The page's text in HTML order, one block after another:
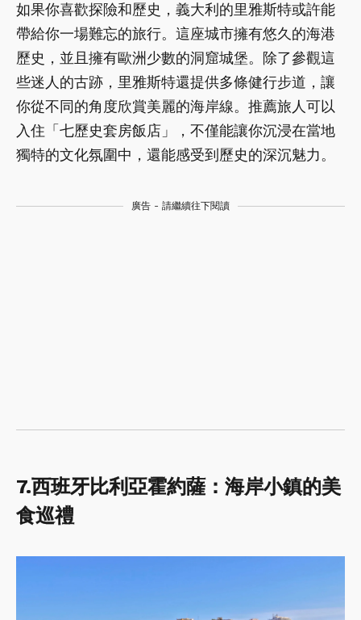
如果你喜歡探險和歷史，義大利的里雅斯特或許能
帶給你一場難忘的旅行。這座城市擁有悠久的海港
歷史，並且擁有歐洲少數的洞窟城堡。除了參觀這
些迷人的古跡，里雅斯特還提供多條健行步道，讓
你從不同的角度欣賞美麗的海岸線。推薦旅人可以
入住「七歷史套房飯店」，不僅能讓你沉浸在當地
獨特的文化氛圍中，還能感受到歷史的深沉魅力。
廣告 - 請繼續往下閱讀
7.西班牙比利亞霍約薩：海岸小鎮的美
食巡禮